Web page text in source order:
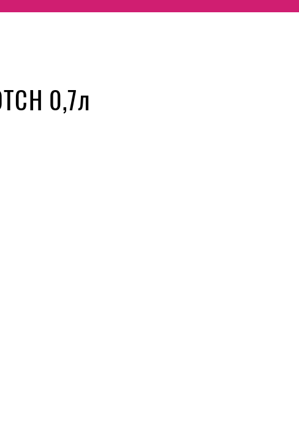
0,7л